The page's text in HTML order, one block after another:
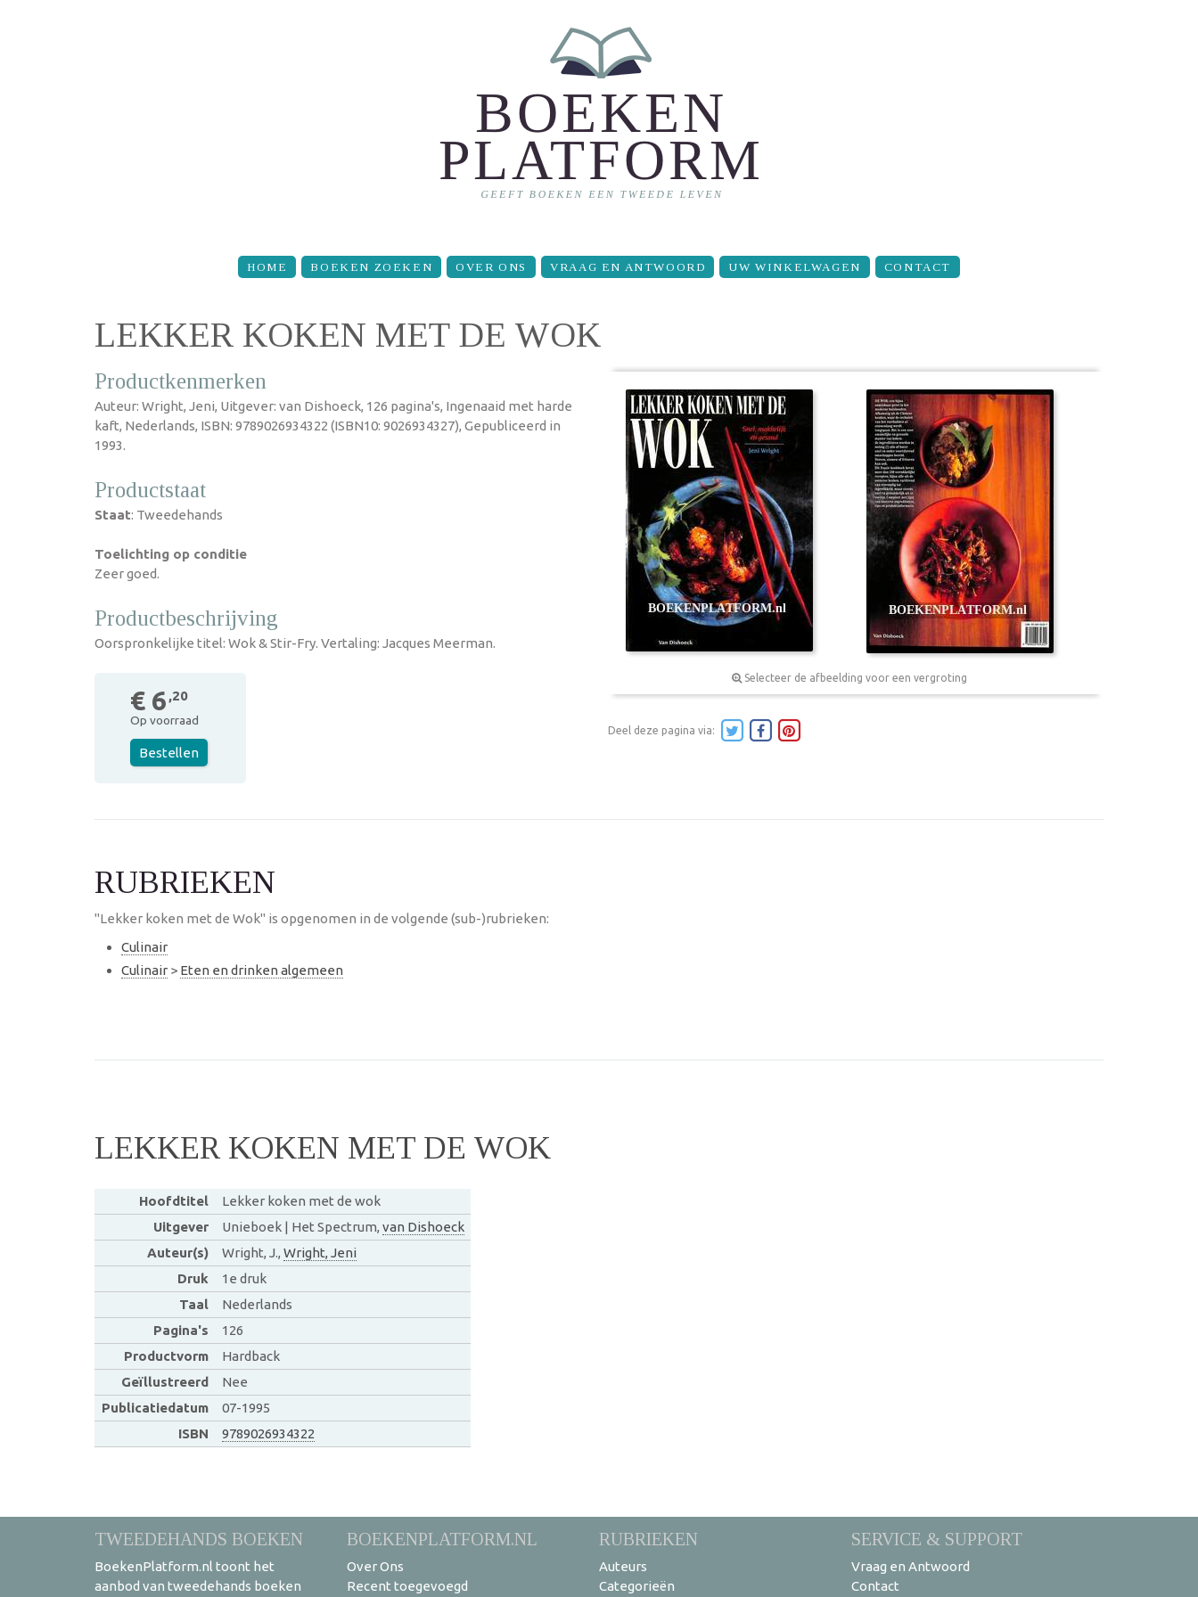
HOME BOEKEN ZOEKEN OVER ONS VRAAG EN ANTWOORD UW WINKELWAGEN CONTACT
LEKKER KOKEN MET DE WOK
Productkenmerken
Auteur: Wright, Jeni, Uitgever: van Dishoeck, 126 pagina's, Ingenaaid met harde
kaft, Nederlands, ISBN: 9789026934322 (ISBN10: 9026934327), Gepubliceerd in
1993.
Productstaat
Staat: Tweedehands
Toelichting op conditie
Zeer goed.
Productbeschrijving
Oorspronkelijke titel: Wok & Stir-Fry. Vertaling: Jacques Meerman.
€ 6 ,20
Op voorraad
Bestellen
Selecteer de afbeelding voor een vergroting
Deel deze pagina via:
RUBRIEKEN
"Lekker koken met de Wok" is opgenomen in de volgende (sub-)rubrieken:
Culinair
Culinair > Eten en drinken algemeen
LEKKER KOKEN MET DE WOK
Hoofdtitel
Lekker koken met de wok
Uitgever
Unieboek | Het Spectrum, van Dishoeck
Auteur(s)
Wright, J., Wright, Jeni
Druk
1e druk
Taal
Nederlands
Pagina's
126
Productvorm
Hardback
Geïllustreerd
Nee
Publicatiedatum
07-1995
ISBN
9789026934322
TWEEDEHANDS BOEKEN
BoekenPlatform.nl toont het
aanbod van tweedehands boeken
BOEKENPLATFORM.NL
Over Ons
Recent toegevoegd
RUBRIEKEN
Auteurs
Categorieën
SERVICE & SUPPORT
Vraag en Antwoord
Contact